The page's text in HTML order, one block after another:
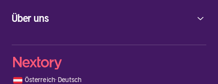
Über uns
🇦🇹 Österreich·Deutsch